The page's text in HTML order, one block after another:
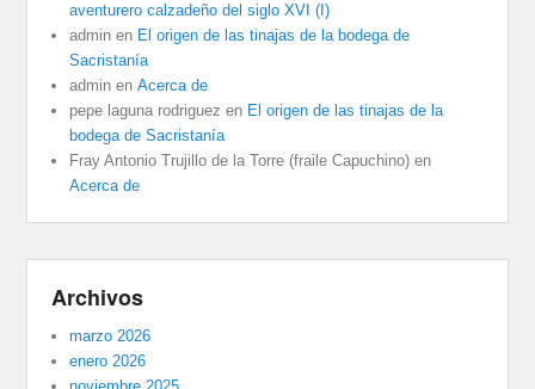
aventurero calzadeño del siglo XVI (I)
admin en El origen de las tinajas de la bodega de
Sacristanía
admin enAcerca de
pepe laguna rodriguez en El origen de las tinajas de la
bodega de Sacristanía
Fray Antonio Trujillo de la Torre (fraile Capuchino) en
Acerca de
Archivos
marzo 2026
enero 2026